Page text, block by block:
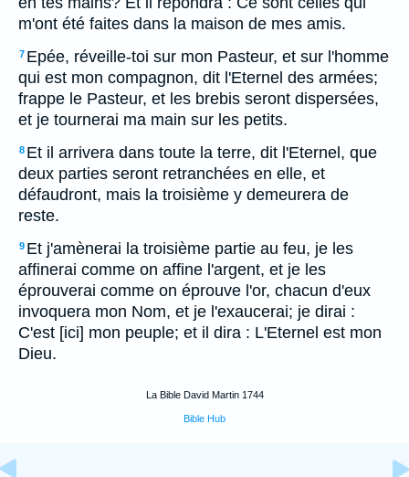
m'ont été faites dans la maison de mes amis.
7 Epée, réveille-toi sur mon Pasteur, et sur l'homme
qui est mon compagnon, dit l'Eternel des armées;
frappe le Pasteur, et les brebis seront dispersées,
et je tournerai ma main sur les petits.
8 Et il arrivera dans toute la terre, dit l'Eternel, que
deux parties seront retranchées en elle, et
défaudront, mais la troisième y demeurera de
reste.
9 Et j'amènerai la troisième partie au feu, je les
affinerai comme on affine l'argent, et je les
éprouverai comme on éprouve l'or, chacun d'eux
invoquera mon Nom, et je l'exaucerai; je dirai :
C'est [ici] mon peuple; et il dira : L'Eternel est mon
Dieu.
La Bible David Martin 1744
Bible Hub